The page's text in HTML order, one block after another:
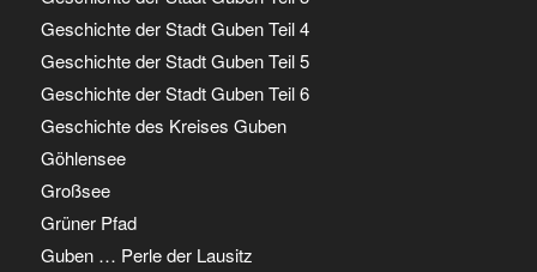
Geschichte der Stadt Guben Teil 4
Geschichte der Stadt Guben Teil 5
Geschichte der Stadt Guben Teil 6
Geschichte des Kreises Guben
Göhlensee
Großsee
Grüner Pfad
Guben … Perle der Lausitz